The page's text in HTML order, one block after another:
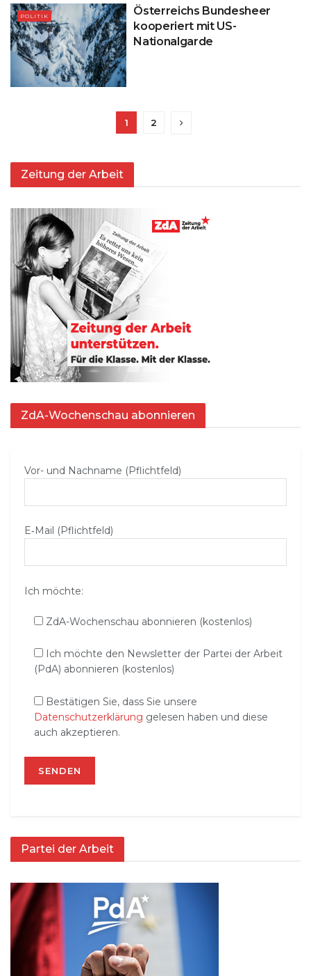
POLITIK
Österreichs Bundesheer
kooperiert mit US-
Nationalgarde
1 2
Zeitung der Arbeit
ZdA-Wochenschau abonnieren
Vor- und Nachname (Pflichtfeld)
E‑Mail (Pflichtfeld)
Ich möchte:
ZdA-Wochenschau abonnieren (kostenlos)
Ich möchte den Newsletter der Partei der Arbeit
(PdA) abonnieren (kostenlos)
Bestätigen Sie, dass Sie unsere
Datenschutzerklärung gelesen haben und diese
auch akzeptieren.
Partei der Arbeit